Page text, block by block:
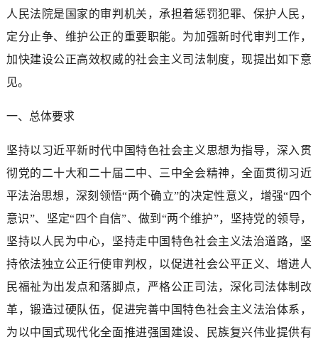
人民法院是国家的审判机关，承担着惩罚犯罪、保护人民，
定分止争、维护公正的重要职能。为加强新时代审判工作，
加快建设公正高效权威的社会主义司法制度，现提出如下意
见。
一、总体要求
坚持以习近平新时代中国特色社会主义思想为指导，深入贯
彻党的二十大和二十届二中、三中全会精神，全面贯彻习近
平法治思想，深刻领悟“两个确立”的决定性意义，增强“四个
意识”、坚定“四个自信”、做到“两个维护”，坚持党的领导，
坚持以人民为中心，坚持走中国特色社会主义法治道路，坚
持依法独立公正行使审判权，以促进社会公平正义、增进人
民福祉为出发点和落脚点，严格公正司法，深化司法体制改
革，锻造过硬队伍，促进完善中国特色社会主义法治体系，
为以中国式现代化全面推进强国建设、民族复兴伟业提供有